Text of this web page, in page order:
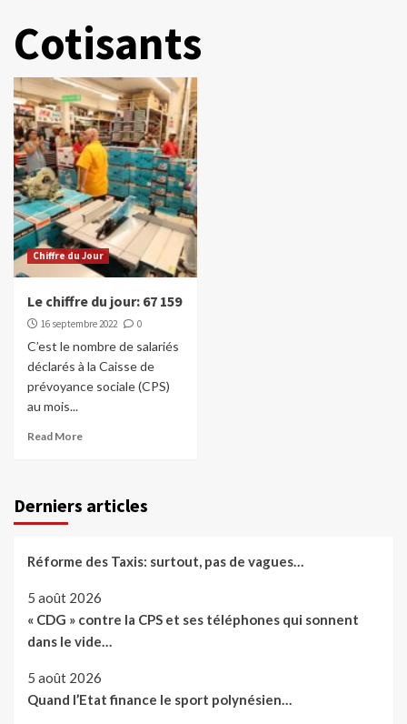
Cotisants
Chiffre du Jour
Le chiffre du jour: 67 159
16 septembre 2022 0
C’est le nombre de salariés
déclarés à la Caisse de
prévoyance sociale (CPS)
au mois...
Read More
Derniers articles
Réforme des Taxis: surtout, pas de vagues…
5 août 2026
« CDG » contre la CPS et ses téléphones qui sonnent
dans le vide…
5 août 2026
Quand l’Etat finance le sport polynésien…